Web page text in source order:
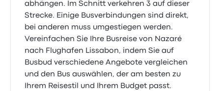
abhängen. Im Schnitt verkehren 3 auf dieser
Strecke. Einige Busverbindungen sind direkt,
bei anderen muss umgestiegen werden.
Vereinfachen Sie Ihre Busreise von Nazaré
nach Flughafen Lissabon, indem Sie auf
Busbud verschiedene Angebote vergleichen
und den Bus auswählen, der am besten zu
Ihrem Reisestil und Ihrem Budget passt.